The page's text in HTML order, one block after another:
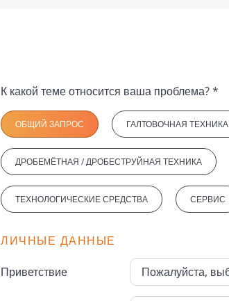
К какой теме относится ваша проблема? *
ОБЩИЙ ЗАПРОС ГАЛТОВОЧНАЯ ТЕХНИКА
ДРОБЕМЁТНАЯ / ДРОБЕСТРУЙНАЯ ТЕХНИКА
ТЕХНОЛОГИЧЕСКИЕ СРЕДСТВА СЕРВИС
ЛИЧНЫЕ ДАННЫЕ
Приветствие